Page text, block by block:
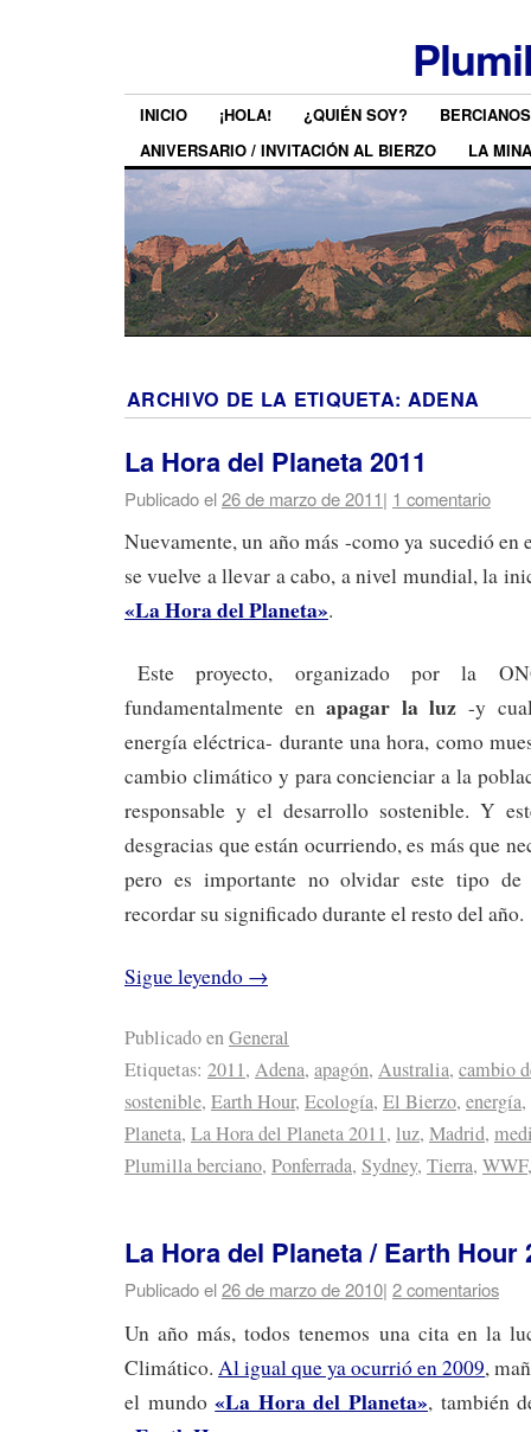
INICIO ¡HOLA! ¿QUIÉN SOY?
ANIVERSARIO / INVITACIÓN AL BIERZO
LA MINA
ARCHIVO DE LA ETIQUETA: ADENA
La Hora del Planeta 2011
Publicado el26 de marzo de 2011| 1 comentario
Nuevamente, un año más -como ya sucedió en
se vuelve a llevar a cabo, a nivel mundial, la
«La Hora del Planeta».
Este proyecto, organizado por la
fundamentalmente enapagar la luz -y
energía eléctrica- durante una hora, como
cambio climático y para concienciar a la
responsable y el desarrollo sostenible. Y
desgracias que están ocurriendo, es más que
pero es importante no olvidar este tipo de
recordar su significado durante el resto del año.
Sigue leyendo →
Publicado enGeneral
Etiquetas: 2011, Adena, apagón, Australia, cambio
sostenible, Earth Hour, Ecología, El Bierzo, energía,
Planeta, La Hora del Planeta 2011, luz, Madrid,
Plumilla berciano, Ponferrada, Sydney, Tierra, WWF
La Hora del Planeta / Earth Hour
Publicado el26 de marzo de 2010| 2 comentarios
Un año más, todos tenemos una cita en la
Climático.Al igual que ya ocurrió en 2009,
el mundo«La Hora del Planeta», también